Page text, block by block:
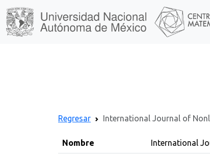
Regresar International Journal of
Nombre International